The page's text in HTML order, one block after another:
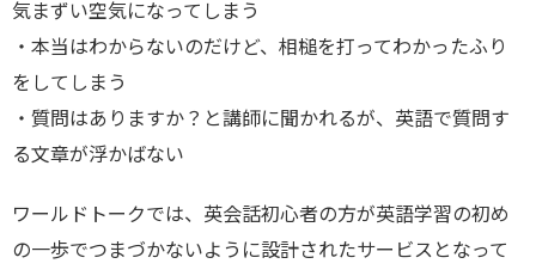
気まずい空気になってしまう
・本当はわからないのだけど、相槌を打ってわかったふり
をしてしまう
・質問はありますか？と講師に聞かれるが、英語で質問す
る文章が浮かばない
ワールドトークでは、英会話初心者の方が英語学習の初め
の一歩でつまづかないように設計されたサービスとなって